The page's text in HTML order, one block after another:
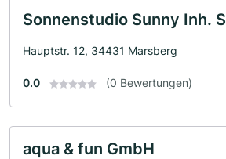
Sonnenstudio Sunny Inh.
Hauptstr. 12, 34431 Marsberg
0.0 (0 Bewertungen)
aqua & fun GmbH